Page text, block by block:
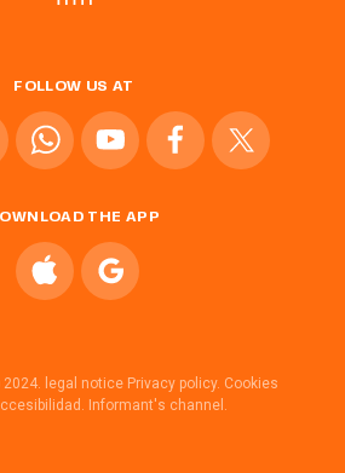
FOLLOW US AT
THE APP
legal notice Privacy policy. Cookies
Informant's channel.